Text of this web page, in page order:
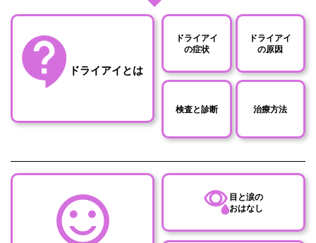
ドライアイとは
ドライアイ
の症状
ドライアイ
の原因
検査と診断 治療方法
目と涙の
おはなし